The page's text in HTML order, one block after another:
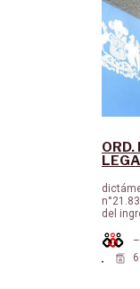
ORD.
del
–